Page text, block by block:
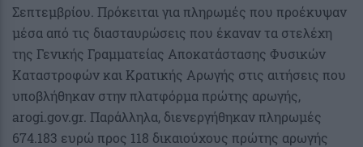
Σεπτεμβρίου. Πρόκειται για πληρωμές που προέκυψαν
μέσα από τις διασταυρώσεις που έκαναν τα στελέχη
της Γενικής Γραμματείας Αποκατάστασης Φυσικών
Καταστροφών και Κρατικής Αρωγής στις αιτήσεις που
υποβλήθηκαν στην πλατφόρμα πρώτης αρωγής,
arogi.gov.gr. Παράλληλα, διενεργήθηκαν πληρωμές
674.183 ευρώ προς 118 δικαιούχους πρώτης αρωγής